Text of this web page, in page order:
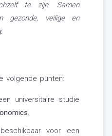
te zijn. Samen
gezonde, veilige en
volgende punten:
universitaire studie
.
voor een